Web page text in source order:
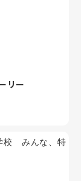
リー